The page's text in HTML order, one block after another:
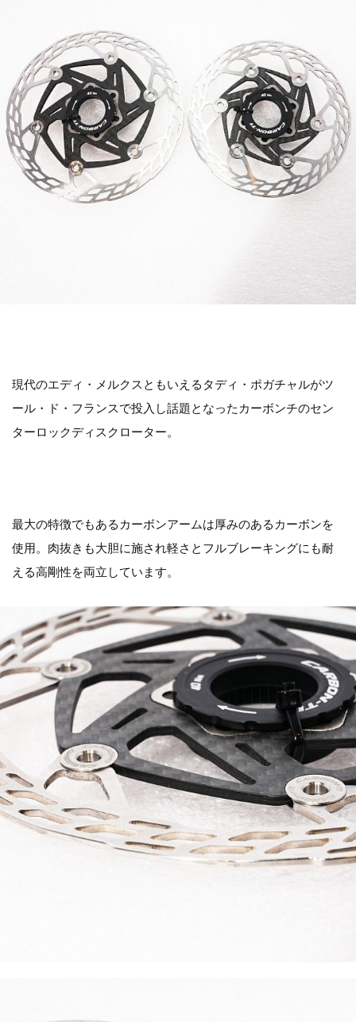
現代のエディ・メルクスともいえるタディ・ポガチャルがツ
ール・ド・フランスで投入し話題となったカーボンチのセン
ターロックディスクローター。
最大の特徴でもあるカーボンアームは厚みのあるカーボンを
使用。肉抜きも大胆に施され軽さとフルブレーキングにも耐
える高剛性を両立しています。